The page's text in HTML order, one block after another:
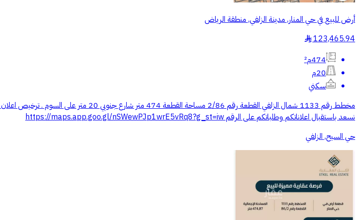
أرض للبيع في حي المنار, مدينة الزلفي, منطقة الرياض
123,465.94
§
474م²
20م
سكني
نسعد باستقبال اعلاناتكم وطلباتكم على الرقم https://maps.app.goo.gl/nSWewPJp1wrE5vRq8?g_st=iw
حي السيح, الزلفي